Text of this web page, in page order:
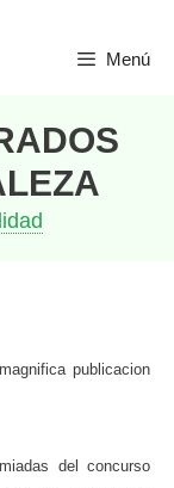
Menú
publicacion
del concurso